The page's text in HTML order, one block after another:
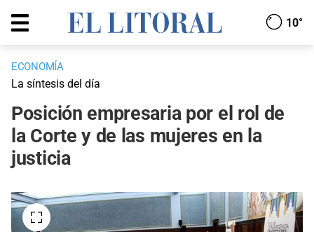
10°
ECONOMÍA
La síntesis del día
Posición empresaria por el rol de
la Corte y de las mujeres en la
justicia